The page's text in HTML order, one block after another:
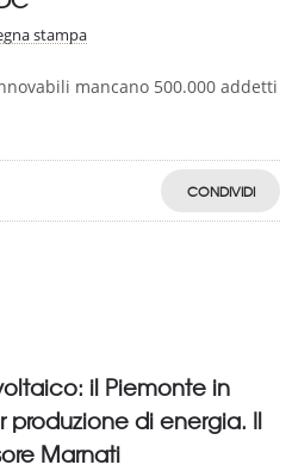
stampa
mancano 500.000 addetti
CONDIVIDI
il Piemonte in
produzione di energia. Il
Marnati